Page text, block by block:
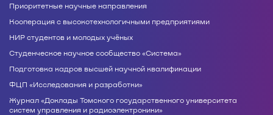
Приоритетные научные направления
Кооперация с высокотехнологичными предприятиями
НИР студентов и молодых учёных
Студенческое научное сообщество «Система»
Подготовка кадров высшей научной квалификации
ФЦП «Исследования и разработки»
Журнал «Доклады Томского государственного университета
систем управления и радиоэлектроники»